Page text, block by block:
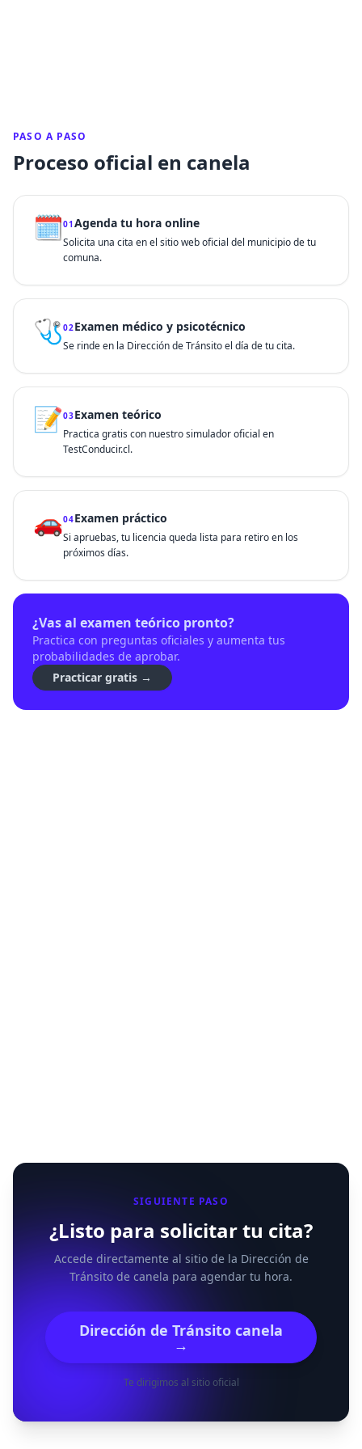
PASO A PASO
Proceso oficial en canela
🗓️01Agenda tu hora online
Solicita una cita en el sitio web oficial del municipio de tu
comuna.
🩺02Examen médico y psicotécnico
Se rinde en la Dirección de Tránsito el día de tu cita.
📝03Examen teórico
Practica gratis con nuestro simulador oficial en
TestConducir.cl.
🚗04Examen práctico
Si apruebas, tu licencia queda lista para retiro en los
próximos días.
¿Vas al examen teórico pronto?
Practica con preguntas oficiales y aumenta tus
probabilidades de aprobar.
Practicar gratis →
SIGUIENTE PASO
¿Listo para solicitar tu cita?
Accede directamente al sitio de la Dirección de
Tránsito de canela para agendar tu hora.
Dirección de Tránsito canela
→
Te dirigimos al sitio oficial